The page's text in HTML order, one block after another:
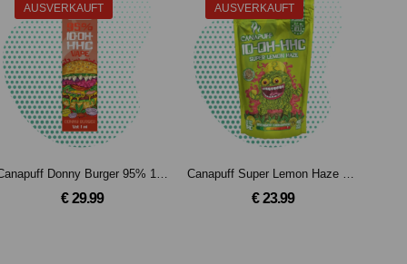
AUSVERKAUFT
€ 29.99
AUSVERKAUFT
€ 23.99